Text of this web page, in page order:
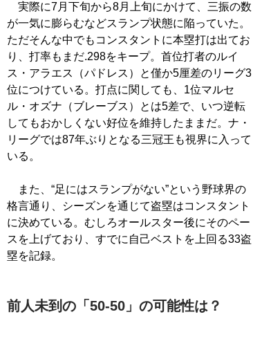
実際に7月下旬から8月上旬にかけて、三振の数
が一気に膨らむなどスランプ状態に陥っていた。
ただそんな中でもコンスタントに本塁打は出てお
り、打率もまだ.298をキープ。首位打者のルイ
ス・アラエス（パドレス）と僅か5厘差のリーグ3
位につけている。打点に関しても、1位マルセ
ル・オズナ（ブレーブス）とは5差で、いつ逆転
してもおかしくない好位を維持したままだ。ナ・
リーグでは87年ぶりとなる三冠王も視界に入って
いる。
また、“足にはスランプがない”という野球界の
格言通り、シーズンを通じて盗塁はコンスタント
に決めている。むしろオールスター後にそのペー
スを上げており、すでに自己ベストを上回る33盗
塁を記録。
前人未到の「50-50」の可能性は？